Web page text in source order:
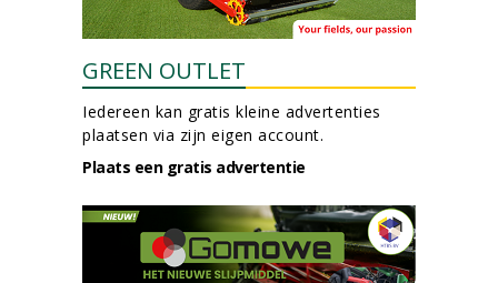
GREEN OUTLET
Iedereen kan gratis kleine advertenties
plaatsen via zijn eigen account.
Plaats een gratis advertentie